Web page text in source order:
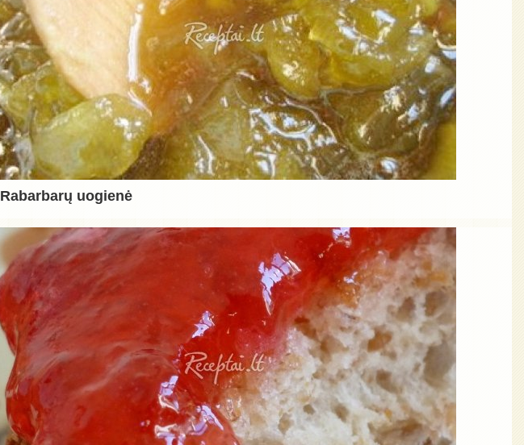
Rabarbarų uogienė